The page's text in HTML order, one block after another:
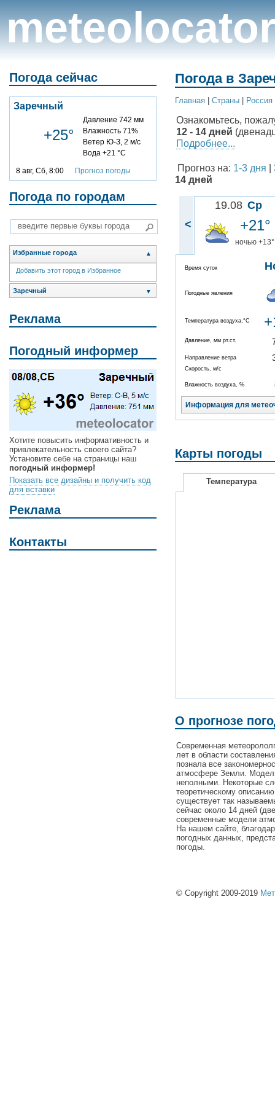
meteolocator
Погода сейчас
Заречный
+25°
Давление 742 мм
Влажность 71%
Ветер Ю-З, 2 м/с
Вода +21 °C
8 авг, Сб, 8:00 Прогноз погоды
Погода по городам
Избранные города ▲
Добавить этот город в Избранное
Заречный ▼
Реклама
Погодный информер
Хотите повысить информативность и
привлекательность своего сайта?
Установите себе на страницы наш
погодный информер!
Показать все дизайны и получить код
для вставки
Реклама
Контакты
Погода в
Главная Cтраны Россия
Ознакомьтесь,
12 - 14 дней
Подробнее...
Прогноз на: 1-3 дня
14 дней
<
19.08 Ср
+21°
ночью +13°
Время суток
Погодные явления
Температура воздуха,°C
Давление, мм рт.ст.
Направление ветра
Скорость, м/с
Влажность воздуха, %
Информация для
Карты погоды
Температура
О прогнозе
Современная
лет в области
познала все
атмосфере Земли.
неполными. Некоторые
теоретическому
существует так
сейчас около 14 дней
современные модели
На нашем сайте,
погодных данных,
погоды.
© Copyright 2009-2019